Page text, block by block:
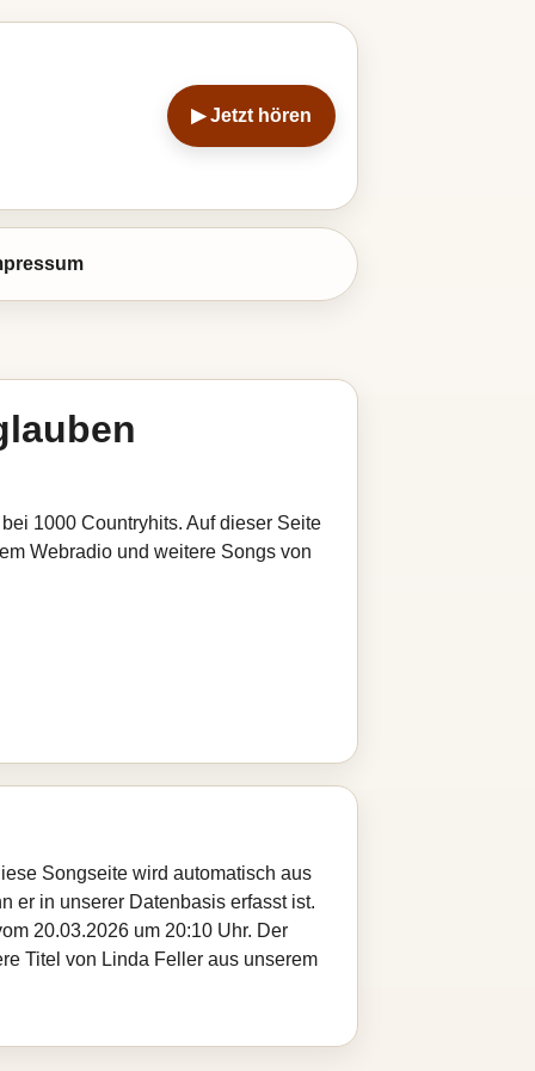
▶ Jetzt hören
1000 Countryhits. Auf dieser Seite
Webradio und weitere Songs von
Songseite wird automatisch aus
er in unserer Datenbasis erfasst ist.
20.03.2026 um 20:10 Uhr. Der
Titel von Linda Feller aus unserem